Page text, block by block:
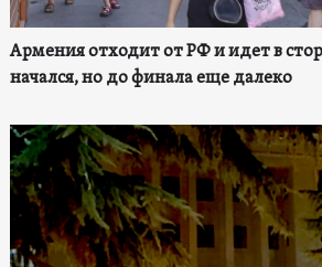
Армения отходит от РФ и идет в
начался, но до финала еще далеко